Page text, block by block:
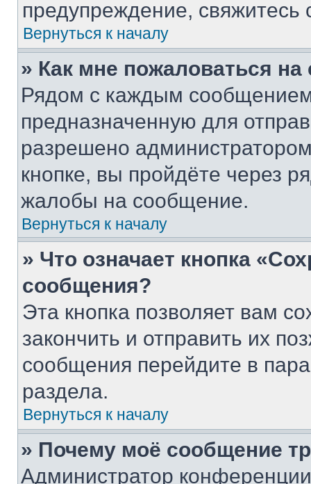
предупреждение,
Вернуться к началу
» Как мне пожаловаться
Рядом с каждым сообщением
предназначенную для
разрешено
кнопке, вы пройдёте через
жалобы на сообщение.
Вернуться к началу
» Что означает кнопка
сообщения?
Эта кнопка позволяет вам
закончить и отправить их
сообщения перейдите в
раздела.
Вернуться к началу
» Почему моё сообщение
Администратор